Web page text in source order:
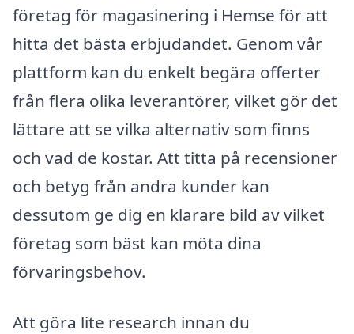
företag för magasinering i Hemse för att
hitta det bästa erbjudandet. Genom vår
plattform kan du enkelt begära offerter
från flera olika leverantörer, vilket gör det
lättare att se vilka alternativ som finns
och vad de kostar. Att titta på recensioner
och betyg från andra kunder kan
dessutom ge dig en klarare bild av vilket
företag som bäst kan möta dina
förvaringsbehov.
Att göra lite research innan du